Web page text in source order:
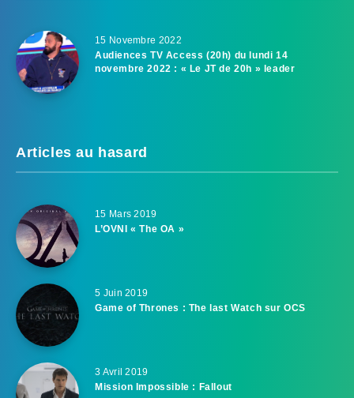
15 Novembre 2022
Audiences TV Access (20h) du lundi 14
novembre 2022 : « Le JT de 20h » leader
Articles au hasard
15 Mars 2019
L’OVNI « The OA »
5 Juin 2019
Game of Thrones : The last Watch sur OCS
3 Avril 2019
Mission Impossible : Fallout